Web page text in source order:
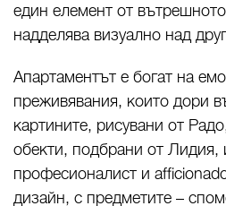
един елемент от
надделява визуално над
Апартаментът е богат на
преживявания, които дори
картините, рисувани от
обекти, подбрани от Лидия,
професионалист и
дизайн, с предметите –